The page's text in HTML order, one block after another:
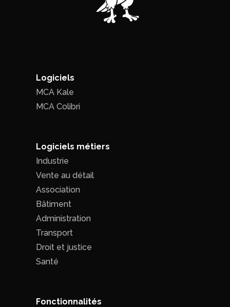
Logiciels
MCA Kale
MCA Colibri
Logiciels métiers
Industrie
Vente au détail
Association
Bâtiment
Administration
Transport
Droit et justice
Santé
Fonctionnalités